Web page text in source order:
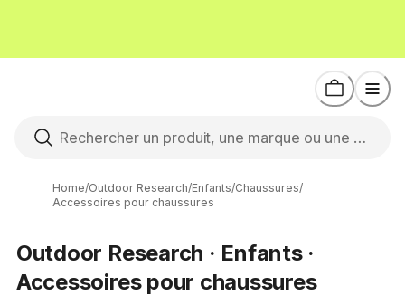
Home/Outdoor Research/Enfants/Chaussures/
Accessoires pour chaussures
Outdoor Research · Enfants ·
Accessoires pour chaussures